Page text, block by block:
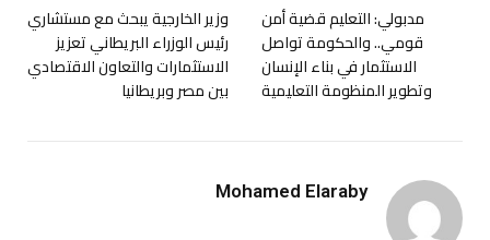
مدبولي: التعليم قضية أمن
قومي.. والحكومة تواصل
الاستثمار في بناء الإنسان
وتطوير المنظومة التعليمية
وزير الخارجية يبحث مع مستشاري
رئيس الوزراء البريطاني تعزيز
الاستثمارات والتعاون الاقتصادي
بين مصر وبريطانيا
Mohamed Elaraby